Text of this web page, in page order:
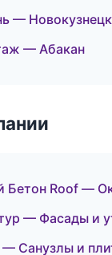
— Новокузнецк
— Абакан
Бетон Roof —
— Фасады и
Санузлы и